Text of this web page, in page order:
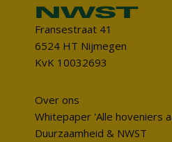
Fransestraat 41
6524 HT Nijmegen
KvK 10032693
Over ons
Whitepaper 'Alle hoveniers
Duurzaamheid & NWST